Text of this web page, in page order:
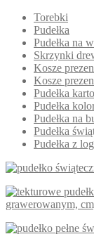
Torebki
Pudełka
Pudełka na
Skrzynki
Kosze
Kosze
Pudełka
Pudełka
Pudełka na
Pudełka
Pudełka z